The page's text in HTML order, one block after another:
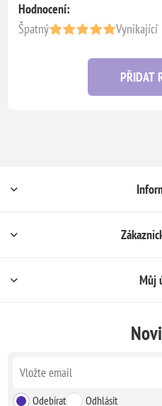
Hodnocení:
Špatný
Vynikající
PŘIDAT
Můj
Odebírat Odhlásit